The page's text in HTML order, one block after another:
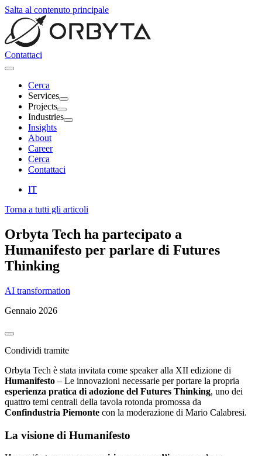
Salta al contenuto principale
Contattaci
Cerca
Services
Projects
Industries
Insights
About
Career
Cerca
Contattaci
IT
Torna a tutti gli articoli
Orbyta Tech ha partecipato a
Humanifesto per parlare di Futures
Thinking
AI transformation
Gennaio 2026
Condividi tramite
Orbyta Tech è stata invitata come speaker alla XII edizione di
Humanifesto – Le innovazioni necessarie per portare la propria
esperienza pratica di adozione del Futures Thinking, uno dei
quattro temi centrali della tavola rotonda promossa da
Confindustria Piemonte con la moderazione di Mario Calabresi.
La visione di Humanifesto